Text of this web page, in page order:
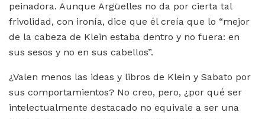
peinadora. Aunque Argüelles no da por cierta tal
frivolidad, con ironía, dice que él creía que lo “mejor
de la cabeza de Klein estaba dentro y no fuera: en
sus sesos y no en sus cabellos”.
¿Valen menos las ideas y libros de Klein y Sabato por
sus comportamientos? No creo, pero, ¿por qué ser
intelectualmente destacado no equivale a ser una